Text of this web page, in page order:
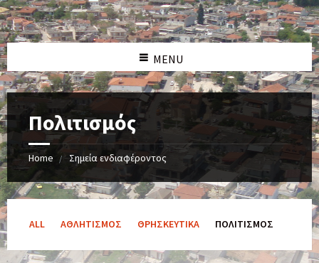
MENU
Πολιτισμός
Home Σημεία ενδιαφέροντος
Categories:
ALL ΑΘΛΗΤΙΣΜΌΣ ΘΡΗΣΚΕΥΤΙΚΆ ΠΟΛΙΤΙΣΜΌΣ